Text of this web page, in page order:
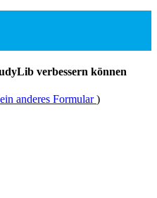
verbessern können
ein anderes Formular)